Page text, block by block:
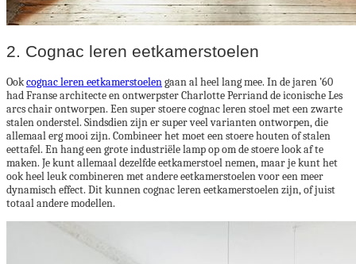
2. Cognac leren eetkamerstoelen
Ookcognac leren eetkamerstoelengaan al heel lang mee. In de jaren ’60
had Franse architecte en ontwerpster Charlotte Perriand de iconische Les
arcs chair ontworpen. Een super stoere cognac leren stoel met een zwarte
stalen onderstel. Sindsdien zijn er super veel varianten ontworpen, die
allemaal erg mooi zijn. Combineer het moet een stoere houten of stalen
eettafel. En hang een grote industriële lamp op om de stoere look af te
maken. Je kunt allemaal dezelfde eetkamerstoel nemen, maar je kunt het
ook heel leuk combineren met andere eetkamerstoelen voor een meer
dynamisch effect. Dit kunnen cognac leren eetkamerstoelen zijn, of juist
totaal andere modellen.